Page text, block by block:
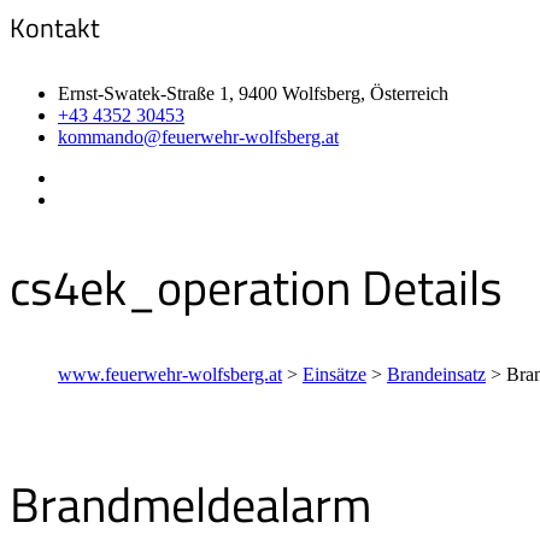
Kontakt
Ernst-Swatek-Straße 1, 9400 Wolfsberg, Österreich
+43 4352 30453
kommando@feuerwehr-wolfsberg.at
cs4ek_operation Details
www.feuerwehr-wolfsberg.at > Einsätze > Brandeinsatz >
Brandmeldealarm